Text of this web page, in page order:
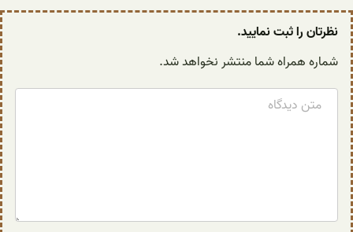
نظرتان را ثبت نمایید.
شماره همراه شما منتشر نخواهد شد.